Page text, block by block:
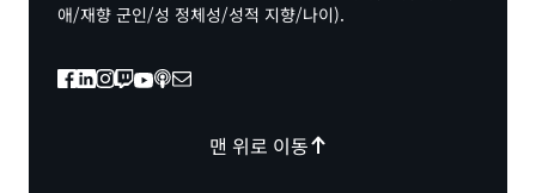
맨 위로 이동
애/재향 군인/성 정체성/성적 지향/나이).